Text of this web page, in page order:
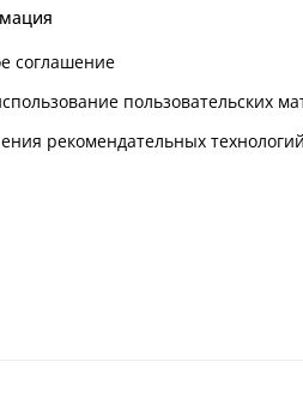
соглашение
пользовательских
рекомендательных технологий